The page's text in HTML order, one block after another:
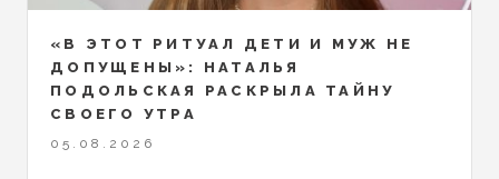
«В ЭТОТ РИТУАЛ ДЕТИ И МУЖ НЕ
ДОПУЩЕНЫ»: НАТАЛЬЯ
ПОДОЛЬСКАЯ РАСКРЫЛА ТАЙНУ
СВОЕГО УТРА
05.08.2026